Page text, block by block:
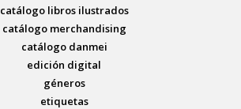
catálogo libros ilustrados
catálogo merchandising
catálogo danmei
edición digital
géneros
etiquetas